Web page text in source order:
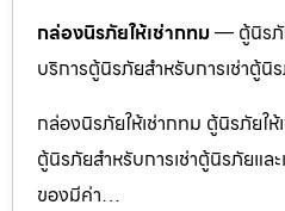
กล่องนิรภัยให้เช่ากทม— ตู้นิรภั
บริการตู้นิรภัยสำหรับการเช่าตู้นิ
กล่องนิรภัยให้เช่ากทม ตู้นิรภัยให้
ตู้นิรภัยสำหรับการเช่าตู้นิรภัยแล
ของมีค่า…